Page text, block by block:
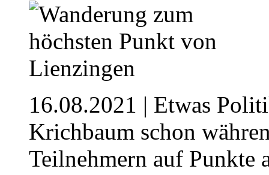
16.08.2021 | Etwas
Krichbaum schon
Teilnehmern auf Punkte